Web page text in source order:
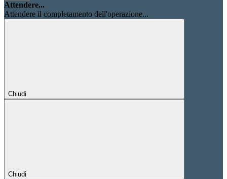
Attendere...
Attendere il completamento dell'operazione...
Chiudi
Chiudi